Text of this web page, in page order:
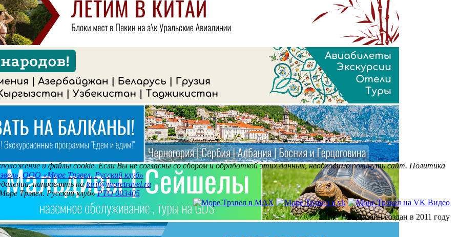
и файлы cookie. Если Вы не согласны со сбором и обработкой этих данных, необходимо покинуть сайт. Политика
, ООО «Море Трэвел. Русский клуб»
направлять наtarif@moretravel.ru
Трэвел. Русский клуб»РТО 003405
Дизайн создан в 2011 году